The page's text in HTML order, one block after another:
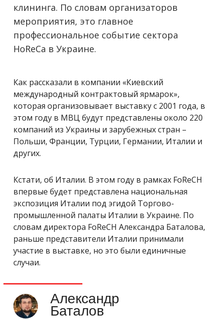
клининга. По словам организаторов
мероприятия, это главное
профессиональное событие сектора
HoReCa в Украине.
Как рассказали в компании «Киевский
международный контрактовый ярмарок»,
которая организовывает выставку с 2001 года, в
этом году в МВЦ будут представлены около 220
компаний из Украины и зарубежных стран –
Польши, Франции, Турции, Германии, Италии и
других.
Кстати, об Италии. В этом году в рамках FoReCH
впервые будет представлена национальная
экспозиция Италии под эгидой Торгово-
промышленной палаты Италии в Украине. По
словам директора FoReCH Александра Баталова,
раньше представители Италии принимали
участие в выставке, но это были единичные
случаи.
Александр
Баталов